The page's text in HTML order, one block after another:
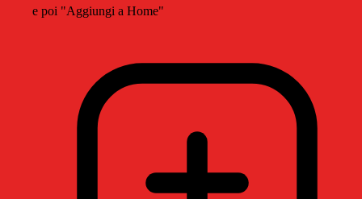
e poi "Aggiungi a Home"